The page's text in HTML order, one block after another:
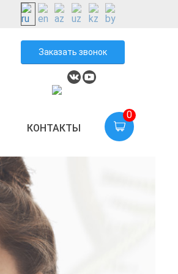
Заказать звонок
КОНТАКТЫ
0